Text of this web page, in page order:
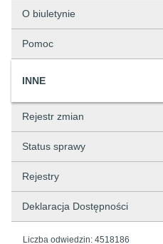
O biuletynie
Pomoc
INNE
Rejestr zmian
Status sprawy
Rejestry
Deklaracja Dostępności
Liczba odwiedzin: 4518186